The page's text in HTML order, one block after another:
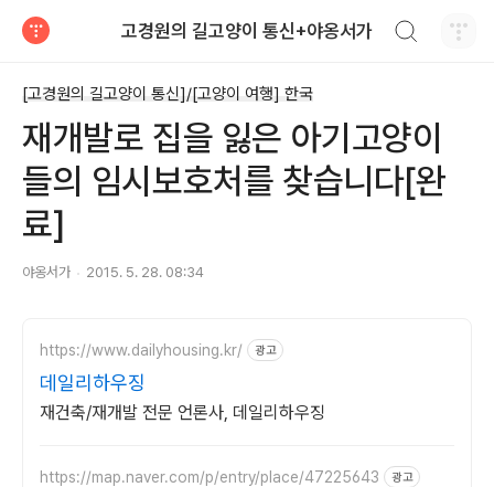
고경원의 길고양이 통신+야옹서가
[고경원의 길고양이 통신]/[고양이 여행] 한국
재개발로 집을 잃은 아기고양이
들의 임시보호처를 찾습니다[완
료]
야옹서가 2015. 5. 28. 08:34
https://www.dailyhousing.kr/ 광고
데일리하우징
재건축/재개발 전문 언론사, 데일리하우징
https://map.naver.com/p/entry/place/47225643 광고